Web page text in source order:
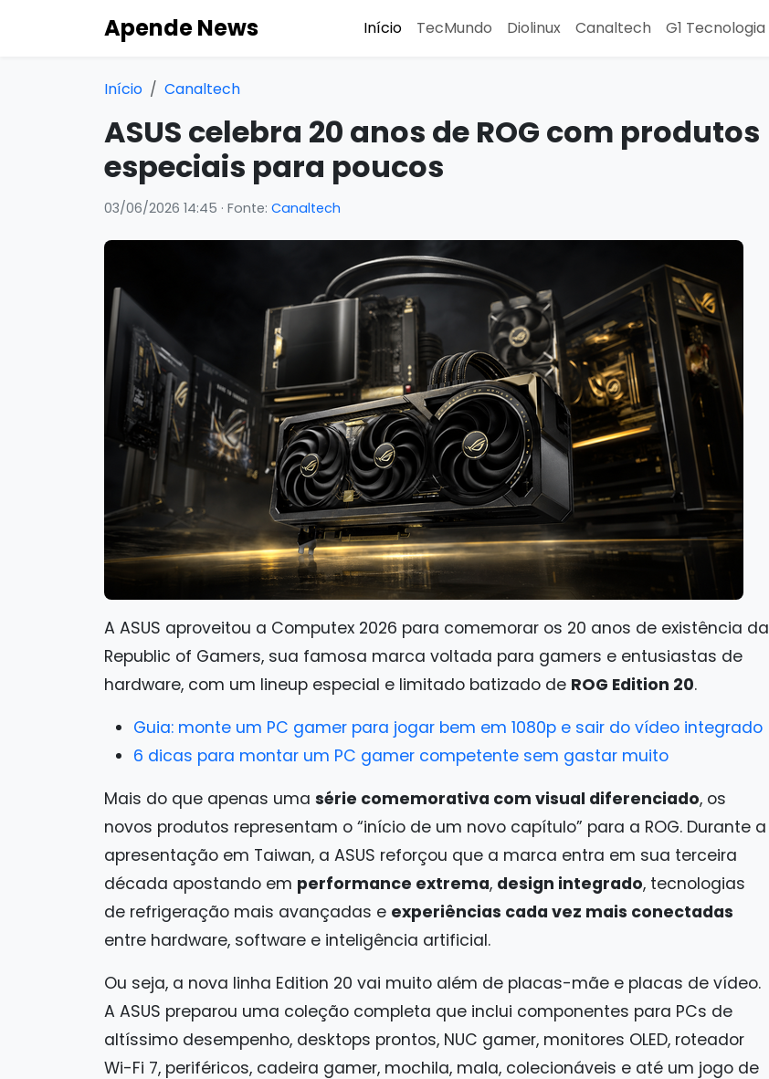
Apende News Início TecMundo Diolinux Canaltech G1 Tecnologia
Início Canaltech
ASUS celebra 20 anos de ROG com produtos
especiais para poucos
03/06/2026 14:45 · Fonte: Canaltech
A ASUS aproveitou a Computex 2026 para comemorar os 20 anos de existência da
Republic of Gamers, sua famosa marca voltada para gamers e entusiastas de
hardware, com um lineup especial e limitado batizado de ROG Edition 20.
Guia: monte um PC gamer para jogar bem em 1080p e sair do vídeo integrado
6 dicas para montar um PC gamer competente sem gastar muito
Mais do que apenas uma série comemorativa com visual diferenciado, os
novos produtos representam o “início de um novo capítulo” para a ROG. Durante a
apresentação em Taiwan, a ASUS reforçou que a marca entra em sua terceira
década apostando em performance extrema, design integrado, tecnologias
de refrigeração mais avançadas e experiências cada vez mais conectadas
entre hardware, software e inteligência artificial.
Ou seja, a nova linha Edition 20 vai muito além de placas-mãe e placas de vídeo.
A ASUS preparou uma coleção completa que inclui componentes para PCs de
altíssimo desempenho, desktops prontos, NUC gamer, monitores OLED, roteador
Wi-Fi 7, periféricos, cadeira gamer, mochila, mala, colecionáveis e até um jogo de